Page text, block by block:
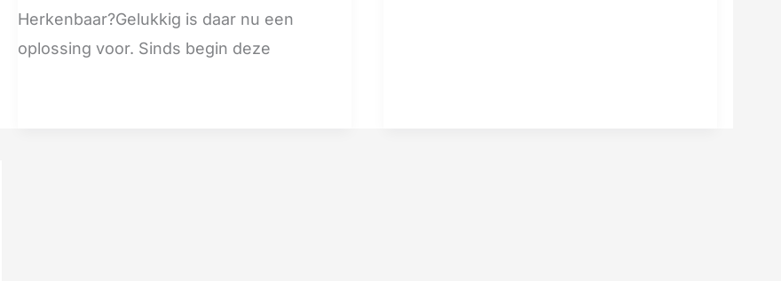
Herkenbaar?Gelukkig is daar nu een
oplossing voor. Sinds begin deze